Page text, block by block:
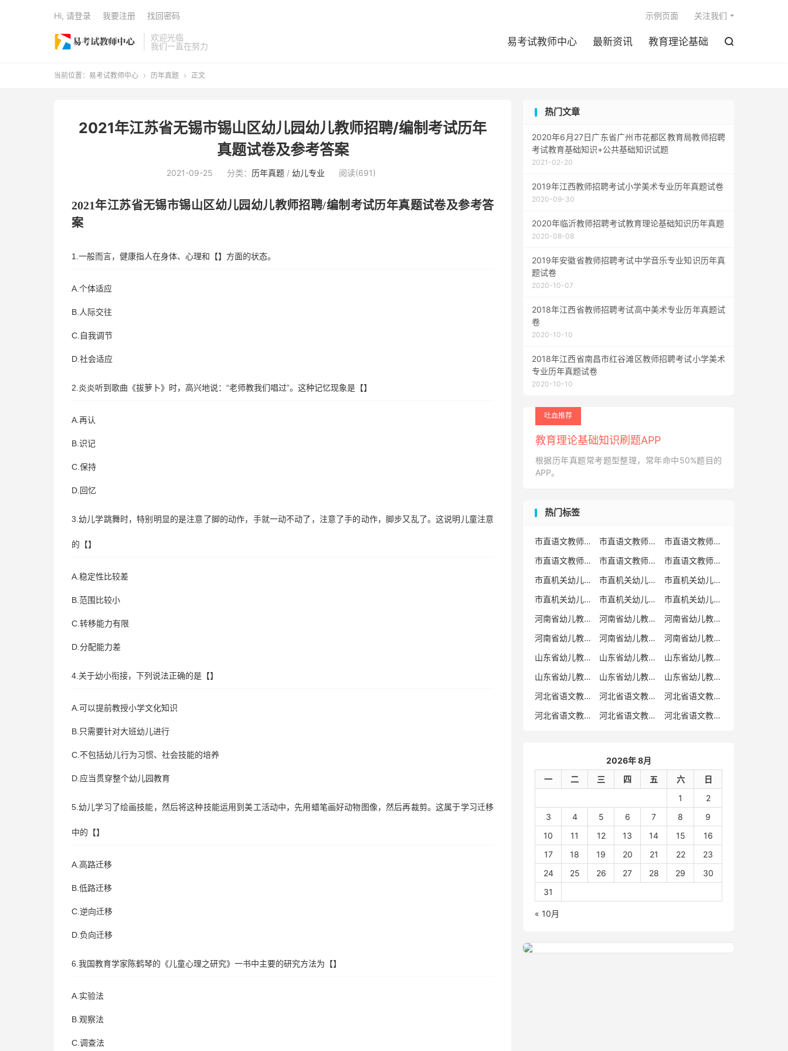
欢迎光临
我们一直在努力
易考试教师中心 最新资讯 教育理论基础 
示例页面 关注我们
Hi, 请登录 我要注册 找回密码
当前位置： 易考试教师中心  历年真题  正文
2021年江苏省无锡市锡山区幼儿园幼儿教师招聘/编制考试历年
真题试卷及参考答案
2021-09-25 分类： 历年真题/ 幼儿专业 阅读(691)
2021年江苏省无锡市锡山区幼儿园幼儿教师招聘/编制考试历年真题试卷及参考答
案
1.一般而言，健康指人在身体、心理和【】方面的状态。
A.个体适应
B.人际交往
C.自我调节
D.社会适应
2.炎炎听到歌曲《拔萝卜》时，高兴地说：“老师教我们唱过”。这种记忆现象是【】
A.再认
B.识记
C.保持
D.回忆
3.幼儿学跳舞时，特别明显的是注意了脚的动作，手就一动不动了，注意了手的动作，脚步又乱了。这说明儿童注意
的【】
A.稳定性比较差
B.范围比较小
C.转移能力有限
D.分配能力差
4.关于幼小衔接，下列说法正确的是【】
A.可以提前教授小学文化知识
B.只需要针对大班幼儿进行
C.不包括幼儿行为习惯、社会技能的培养
D.应当贯穿整个幼儿园教育
5.幼儿学习了绘画技能，然后将这种技能运用到美工活动中，先用蜡笔画好动物图像，然后再裁剪。这属于学习迁移
中的【】
A.高路迁移
B.低路迁移
C.逆向迁移
D.负向迁移
6.我国教育学家陈鹤琴的《儿童心理之研究》一书中主要的研究方法为【】
A.实验法
B.观察法
C.调查法
热门文章
2020年6月27日广东省广州市花都区教育局教师招聘
考试教育基础知识+公共基础知识试题
2021-02-20
2019年江西教师招聘考试小学美术专业历年真题试卷
2020-09-30
2020年临沂教师招聘考试教育理论基础知识历年真题
2020-08-08
2019年安徽省教师招聘考试中学音乐专业知识历年真
题试卷
2020-10-07
2018年江西省教师招聘考试高中美术专业历年真题试
卷
2020-10-10
2018年江西省南昌市红谷滩区教师招聘考试小学美术
专业历年真题试卷
2020-10-10
吐血推荐
教育理论基础知识刷题APP
根据历年真题常考题型整理，常年命中50%题目的
APP。
热门标签
市直语文教师招聘 市直语文教师招聘考试真题
市直语文教师招聘考试真题卷
市直语文教师编制考试真题
市直语文教师编制考试真题卷
市直语文教师考试
市直机关幼儿教师招聘
市直机关幼儿教师考试
市直机关幼儿教师招聘考试真题
市直机关幼儿教师招聘考试真题卷
市直机关幼儿教师编制考试真题卷
市直机关幼儿教师编制考试真题
河南省幼儿教师招聘
河南省幼儿教师考试
河南省幼儿教师招聘考试真题
河南省幼儿教师招聘考试真题卷
河南省幼儿教师编制考试真题
河南省幼儿教师编制考试真题卷
山东省幼儿教师招聘
山东省幼儿教师考试
山东省幼儿教师招聘考试真题
山东省幼儿教师招聘考试真题卷
山东省幼儿教师编制考试真题
山东省幼儿教师编制考试真题卷
河北省语文教师招聘
河北省语文教师招聘考试真题
河北省语文教师招聘考试真题卷
河北省语文教师编制考试真题
河北省语文教师编制考试真题卷 河北省语文教师考试
2026年 8月
一
二 三 四 五 六
日
1
2
3
4 5 6 7 8
9
10
11 12 13 14 15
16
17
18 19 20 21 22
23
24
25 26 27 28 29
30
31
« 10月